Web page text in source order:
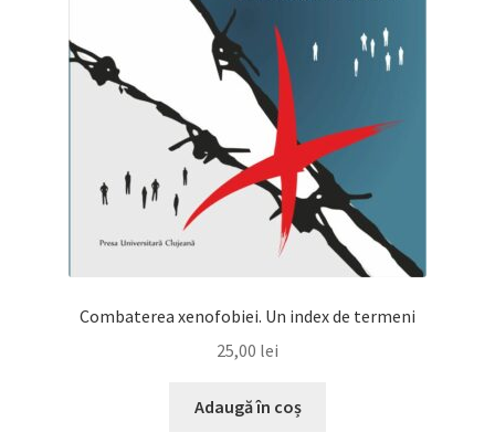
Combaterea xenofobiei. Un index de termeni
25,00 lei
Adaugă în coș